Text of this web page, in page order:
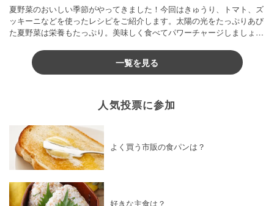
夏野菜のおいしい季節がやってきました！今回はきゅうり、トマト、ズ
ッキーニなどを使ったレシピをご紹介します。太陽の光をたっぷりあび
た夏野菜は栄養もたっぷり。美味しく食べてパワーチャージしましょう
一覧を見る
人気投票に参加
よく買う市販の食パンは？
好きな主食は？